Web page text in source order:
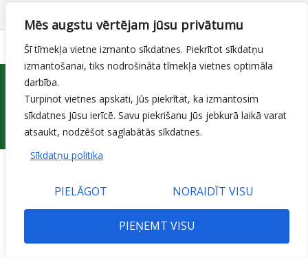
Mēs augstu vērtējam jūsu privātumu
Šī tīmekļa vietne izmanto sīkdatnes. Piekrītot sīkdatņu
izmantošanai, tiks nodrošināta tīmekļa vietnes optimāla
darbība.
Turpinot vietnes apskati, Jūs piekrītat, ka izmantosim
sīkdatnes Jūsu ierīcē. Savu piekrišanu Jūs jebkurā laikā varat
atsaukt, nodzēšot saglabātās sīkdatnes.
Sīkdatņu politika
PIELĀGOT NORAIDĪT VISU
PIEŅEMT VISU
© 2015 Jelgavas valstspilsētas pašvaldības iestāde 'Pilsētsaimniecība'